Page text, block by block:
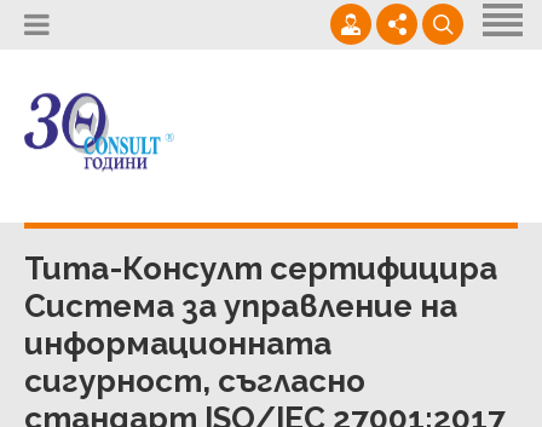
Новини
Кариери
Тита-Консулт сертифицира
Система за управление на
информационната
сигурност, съгласно
стандарт ISO/IEC 27001:2017